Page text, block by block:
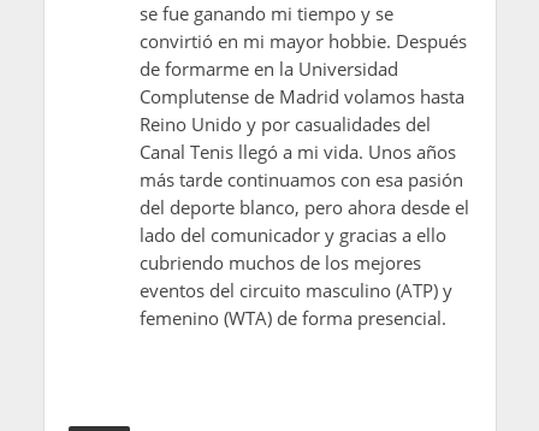
se fue ganando mi tiempo y se
convirtió en mi mayor hobbie. Después
de formarme en la Universidad
Complutense de Madrid volamos hasta
Reino Unido y por casualidades del
Canal Tenis llegó a mi vida. Unos años
más tarde continuamos con esa pasión
del deporte blanco, pero ahora desde el
lado del comunicador y gracias a ello
cubriendo muchos de los mejores
eventos del circuito masculino (ATP) y
femenino (WTA) de forma presencial.